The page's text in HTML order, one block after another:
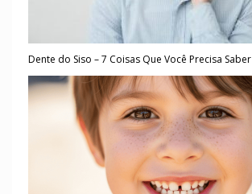
Dente do Siso – 7 Coisas Que Você Precisa Saber